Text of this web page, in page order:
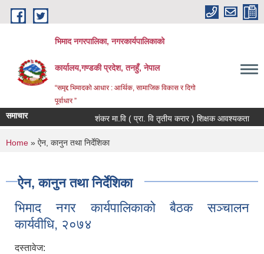
Skip to main content
भिमाद नगरपालिका, नगरकार्यपालिकाको
कार्यालय,गण्डकी प्रदेश, तनहुँ, नेपाल
“समृद्द भिमादको आधार : आर्थिक, सामाजिक विकास र दिगो
पूर्वाधार ”
समाचार शंकर मा.वि ( प्रा. वि तृतीय करार ) शिक्षक आवश्यकता
You are here
Home » ऐन, कानुन तथा निर्देशिका
ऐन, कानुन तथा निर्देशिका
भिमाद नगर कार्यपालिकाको बैठक सञ्चालन
कार्यवीधि, २०७४
दस्तावेज: